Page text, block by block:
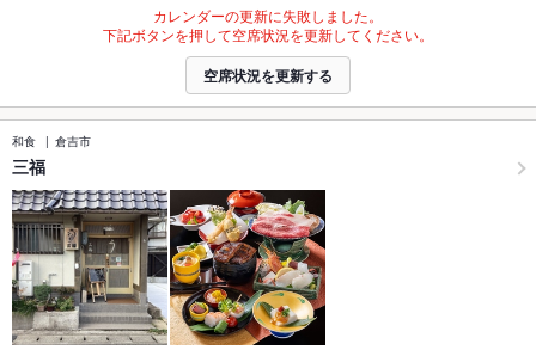
カレンダーの更新に失敗しました。
下記ボタンを押して空席状況を更新してください。
空席状況を更新する
和食 倉吉市
三福